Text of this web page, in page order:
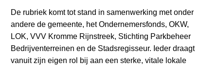
e
n
t
De rubriek komt tot stand in samenwerking met onder
andere de gemeente, het Ondernemersfonds, OKW,
LOK, VVV Kromme Rijnstreek, Stichting Parkbeheer
Bedrijventerreinen en de Stadsregisseur. Ieder draagt
vanuit zijn eigen rol bij aan een sterke, vitale lokale